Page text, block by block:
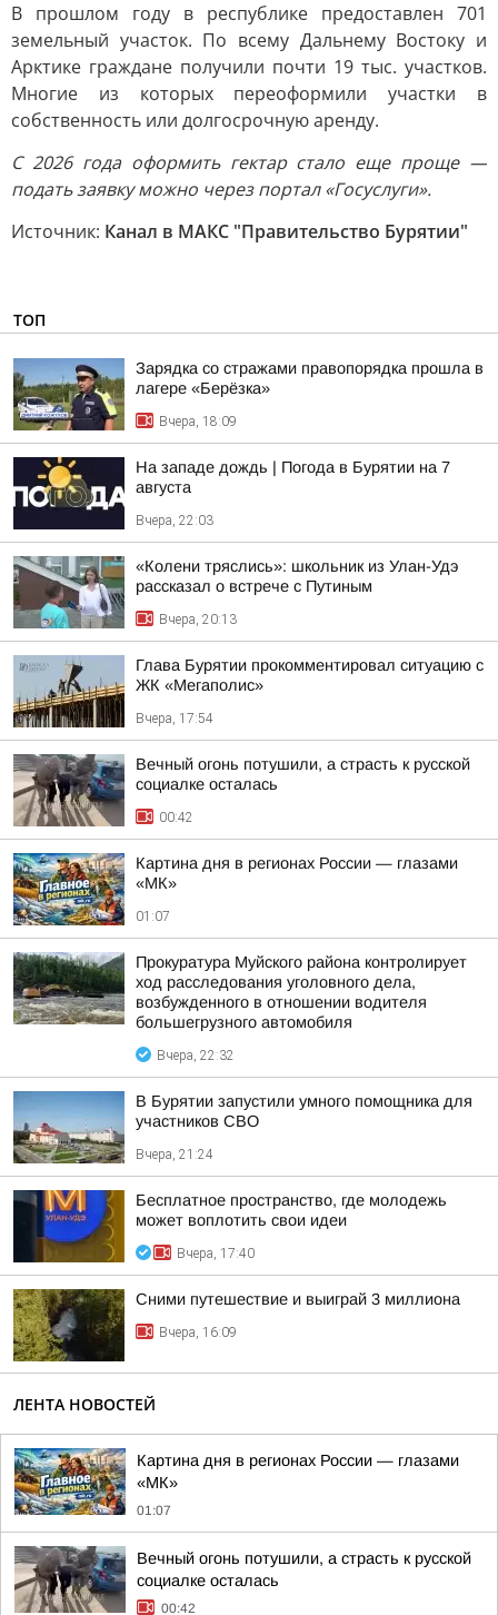
В прошлом году в республике предоставлен 701
земельный участок. По всему Дальнему Востоку и
Арктике граждане получили почти 19 тыс. участков.
Многие из которых переоформили участки в
собственность или долгосрочную аренду.
С 2026 года оформить гектар стало еще проще —
подать заявку можно через портал «Госуслуги».
Источник: Канал в МАКС "Правительство Бурятии"
ТОП
Зарядка со стражами правопорядка прошла в
лагере «Берёзка»
Вчера, 18:09
На западе дождь | Погода в Бурятии на 7
августа
Вчера, 22:03
«Колени тряслись»: школьник из Улан-Удэ
рассказал о встрече с Путиным
Вчера, 20:13
Глава Бурятии прокомментировал ситуацию с
ЖК «Мегаполис»
Вчера, 17:54
Вечный огонь потушили, а страсть к русской
социалке осталась
00:42
Картина дня в регионах России — глазами
«МК»
01:07
Прокуратура Муйского района контролирует
ход расследования уголовного дела,
возбужденного в отношении водителя
большегрузного автомобиля
Вчера, 22:32
В Бурятии запустили умного помощника для
участников СВО
Вчера, 21:24
Бесплатное пространство, где молодежь
может воплотить свои идеи
Вчера, 17:40
Сними путешествие и выиграй 3 миллиона
Вчера, 16:09
ЛЕНТА НОВОСТЕЙ
Картина дня в регионах России — глазами
«МК»
01:07
Вечный огонь потушили, а страсть к русской
социалке осталась
00:42